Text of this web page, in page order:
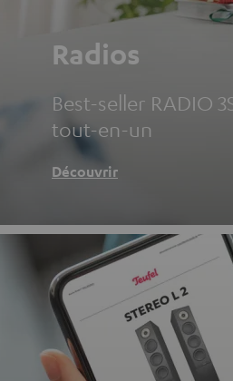
Radios
Best-seller RADIO
tout-en-un
Découvrir